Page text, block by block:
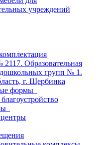
учреждений
Образовательная
групп № 1.
г. Щербинка
формы